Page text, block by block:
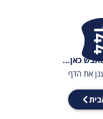
כאן...
את הדף